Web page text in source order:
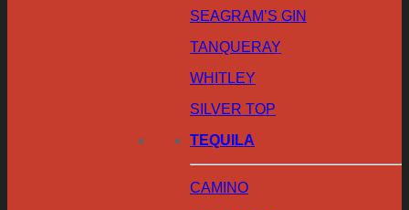
SEAGRAM’S GIN
TANQUERAY
WHITLEY
SILVER TOP
TEQUILA
CAMINO